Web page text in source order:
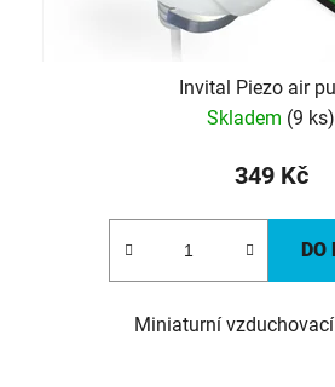
Invital Piezo air
Skladem (9 ks)
349 Kč
DO
Miniaturní